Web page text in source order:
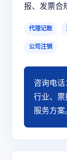
报、发票合
代理记账
公司注销
咨询电话
行业、票
服务方案